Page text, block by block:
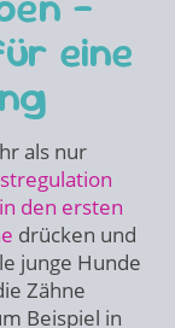
eine
als nur
in den ersten
drücken und
junge Hunde
Zähne
Beispiel in